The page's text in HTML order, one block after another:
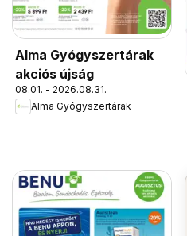
Alma Gyógyszertárak
akciós újság
08.01. - 2026.08.31.
Alma Gyógyszertárak